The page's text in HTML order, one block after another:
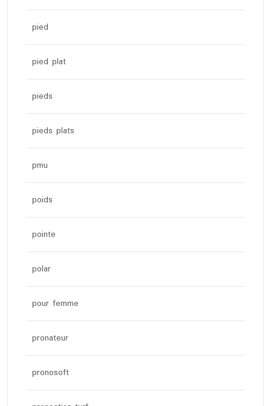
pied
pied plat
pieds
pieds plats
pmu
poids
pointe
polar
pour femme
pronateur
pronosoft